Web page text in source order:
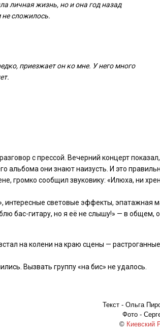
личная жизнь, но и она год назад
сложилось.
приезжает он ко мне. У него много
с прессой. Вечерний концерт
альбома они знают наизусть. И это
громко сообщил звуковику: «Илюха, ни
интересные световые эффекты, эпатажная
бас-гитару, но я её не слышу!» — в общем,
на колени на краю сцены — растроганные
Вызвать группу «на бис» не удалось.
Текст - Ольга
Фото -
© Киевский